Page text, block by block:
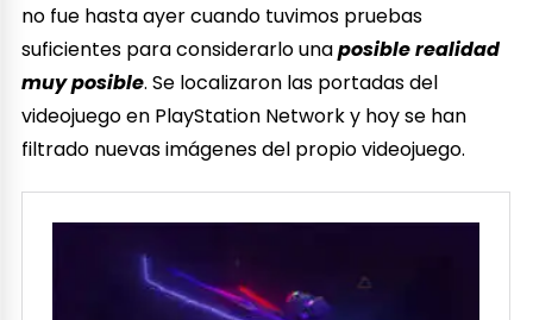
no fue hasta ayer cuando tuvimos pruebas
suficientes para considerarlo unaposible realidad
muy posible. Se localizaron las portadas del
videojuego en PlayStation Network y hoy se han
filtrado nuevas imágenes del propio videojuego.